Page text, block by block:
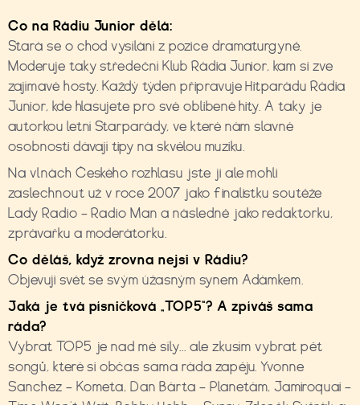
Co na Rádiu Junior dělá:
Stará se o chod vysílání z pozice dramaturgyně.
Moderuje taky středeční Klub Rádia Junior, kam si zve
zajímavé hosty. Každý týden připravuje Hitparádu Rádia
Junior, kde hlasujete pro své oblibené hity. A taky je
autorkou letní Starparády, ve které nám slavné
osobnosti dávají tipy na skvělou muziku.
Na vlnách Českého rozhlasu jste ji ale mohli
zaslechnout už v roce 2007 jako finalistku soutěže
Lady Radio – Radio Man a následně jako redaktorku,
zprávařku a moderátorku.
Co děláš, když zrovna nejsi v Rádiu?
Objevuji svět se svým úžasným synem Adámkem.
Jaká je tvá písničková „TOP5“? A zpíváš sama
ráda?
Vybrat TOP5 je nad mé síly... ale zkusím vybrat pět
songů, které si občas sama ráda zapěju. Yvonne
Sanchez – Kometa, Dan Bárta – Planetám, Jamiroquai –